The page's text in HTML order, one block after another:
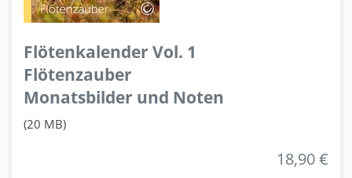
Flötenkalender Vol. 1
Flötenzauber
Monatsbilder und Noten
(20 MB)
18,90 €